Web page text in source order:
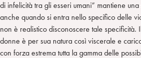
di infelicità tra gli esseri umani” mantiene
anche quando si entra nello specifico delle
non è realistico disconoscere tale specificità.
donne è per sua natura così viscerale e
con forza estrema tutta la gamma delle